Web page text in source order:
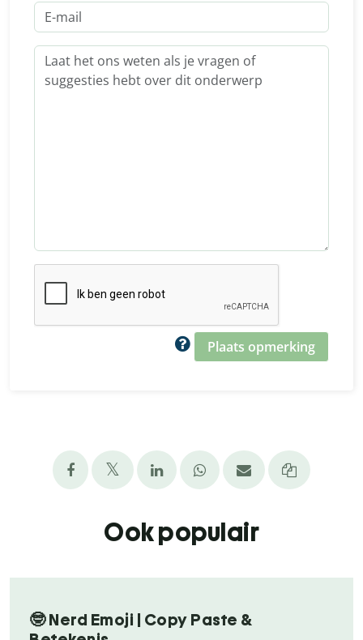
Plaats opmerking
Ook populair
🤓 Nerd Emoji | Copy Paste &